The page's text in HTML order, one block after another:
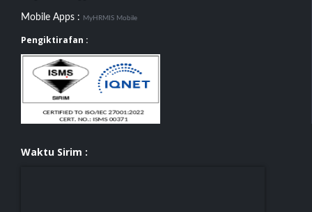
Mobile Apps : MyHRMIS Mobile
Pengiktirafan :
Waktu Sirim :